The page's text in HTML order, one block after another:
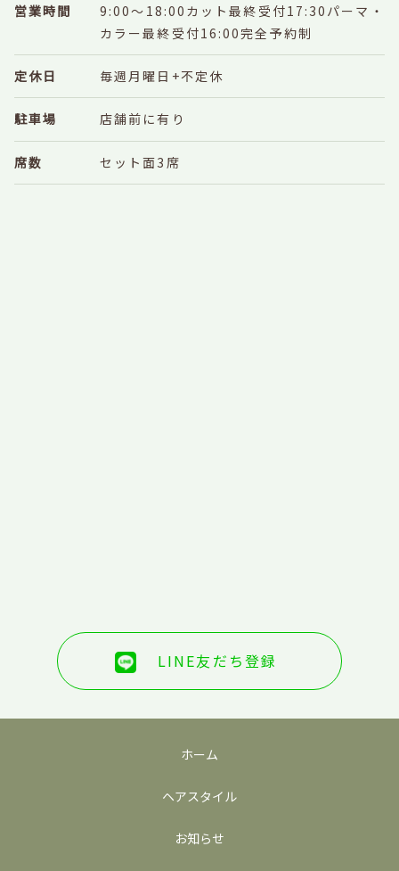
営業時間 9:00～18:00 カット最終受付17:30 パーマ・
カラー最終受付16:00完全予約制
定休日 毎週月曜日+不定休
駐車場 店舗前に有り
席数 セット面3席
LINE友だち登録
ホーム
ヘアスタイル
お知らせ